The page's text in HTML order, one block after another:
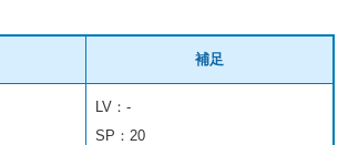
補足
LV：-
SP：20